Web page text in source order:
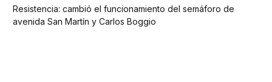
Resistencia: cambió el funcionamiento del semáforo de
avenida San Martín y Carlos Boggio